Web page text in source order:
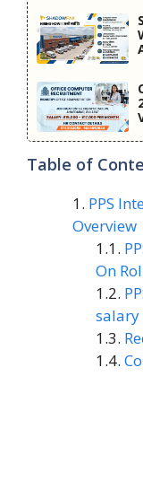
Table of
PPS
Overview
On
salary